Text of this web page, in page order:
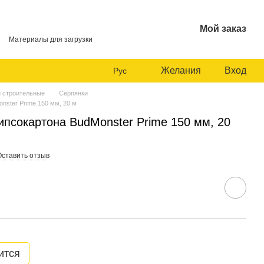
Материалы для загрузки
Мой заказ
Рус Желания Вход
строительные
Серпянки
Prime 150 мм, 20 м
BudMonster Prime 150 мм, 20
отзыв